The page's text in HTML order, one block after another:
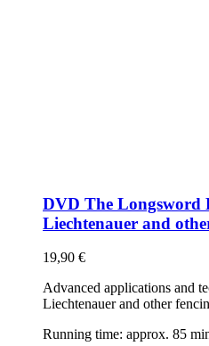
DVD The Longsword
Liechtenauer and
19,90 €
Advanced applications and
Liechtenauer and other
Running time: approx. 85